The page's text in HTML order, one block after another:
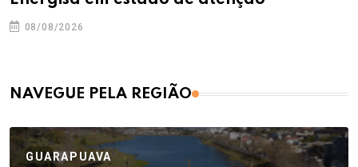
08/08/2026
NAVEGUE PELA REGIÃO
GUARAPUAVA